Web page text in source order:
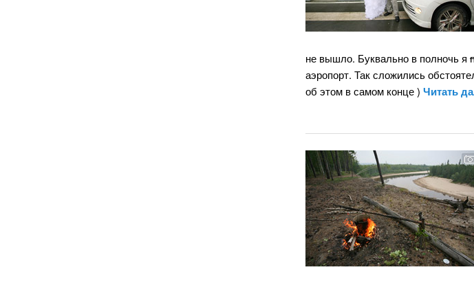
не вышло. Буквально в полночь я
аэропорт. Так сложились
об этом в самом конце ) Читать